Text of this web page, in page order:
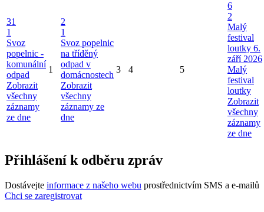
31
1
Svoz
popelnic -
komunální
odpad
Zobrazit
všechny
záznamy
ze dne
1
2
1
Svoz popelnic
na tříděný
odpad v
domácnostech
Zobrazit
všechny
záznamy ze
dne
3 4 5
6
2
Malý
festival
loutky 6.
září 2026
Malý
festival
loutky
Zobrazit
všechny
záznamy
ze dne
Přihlášení k odběru zpráv
Dostávejte informace z našeho webu prostřednictvím SMS a e-mailů
Chci se zaregistrovat